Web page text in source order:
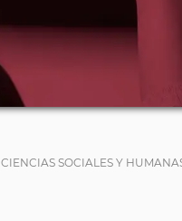
CIENCIAS SOCIALES Y